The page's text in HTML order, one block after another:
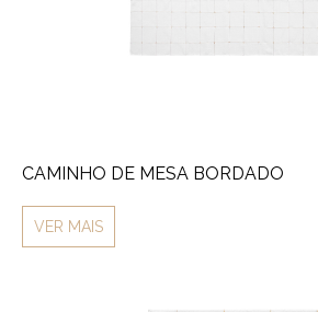
CAMINHO DE MESA BORDADO
VER MAIS